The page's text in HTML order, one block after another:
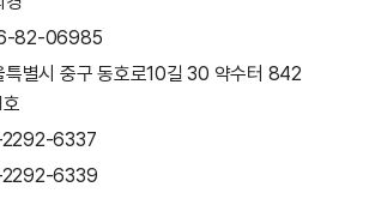
82-06985
특별시 중구 동호로10길 30 약수터 842
6337
6339